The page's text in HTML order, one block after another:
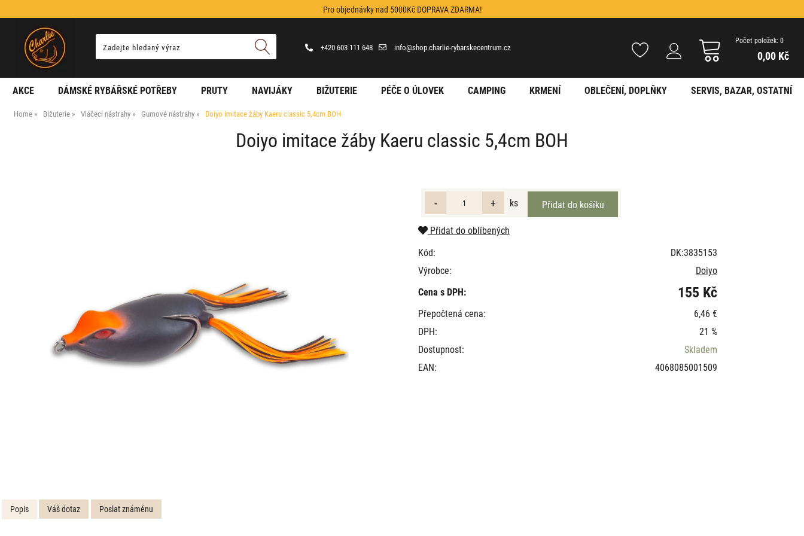
Pro objednávky nad 5000Kč DOPRAVA ZDARMA!
+420 603 111 648 info@shop.charlie-rybarskecentrum.cz
Počet položek: 0
0,00 Kč
AKCE DÁMSKÉ RYBÁŘSKÉ POTŘEBY PRUTY NAVIJÁKY BIŽUTERIE PÉČE O ÚLOVEK CAMPING KRMENÍ OBLEČENÍ, DOPLŇKY SERVIS, BAZAR, OSTATNÍ
Home Bižuterie Vláčecí nástrahy Gumové nástrahy Doiyo imitace žáby Kaeru classic 5,4cm BOH
Doiyo imitace žáby Kaeru classic 5,4cm BOH
ks
Přidat do oblíbených
Kód:
DK:3835153
Výrobce:
Doiyo
Cena s DPH:
155 Kč
Přepočtená cena:
6,46 €
DPH:
21 %
Dostupnost:
Skladem
EAN:
4068085001509
Popis Váš dotaz Poslat známénu